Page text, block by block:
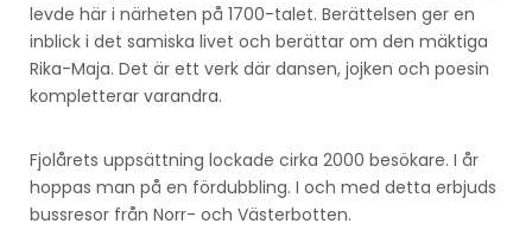
levde här i närheten på 1700-talet. Berättelsen ger en
inblick i det samiska livet och berättar om den mäktiga
Rika-Maja. Det är ett verk där dansen, jojken och poesin
kompletterar varandra.
Fjolårets uppsättning lockade cirka 2000 besökare. I år
hoppas man på en fördubbling. I och med detta erbjuds
bussresor från Norr- och Västerbotten.